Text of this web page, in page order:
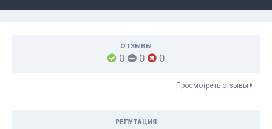
ОТЗЫВЫ
0 0 0
Просмотреть отзывы
РЕПУТАЦИЯ